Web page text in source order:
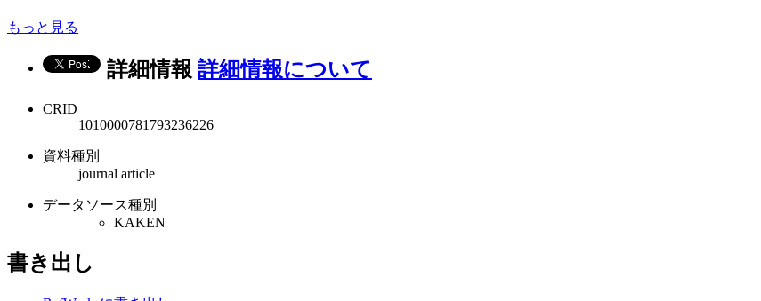
もっと見る
詳細情報 詳細情報について
CRID
1010000781793236226
資料種別
journal article
データソース種別
KAKEN
書き出し